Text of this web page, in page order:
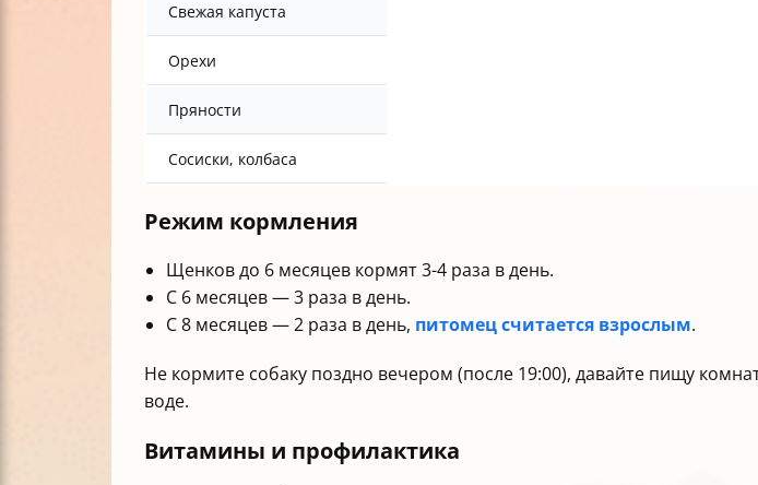
Свежая капуста
Орехи
Пряности
Сосиски, колбаса
Режим кормления
Щенков до 6 месяцев кормят 3-4 раза в день.
С 6 месяцев — 3 раза в день.
С 8 месяцев — 2 раза в день, питомец считается взрослым.
Не кормите собаку поздно вечером (после 19:00), давайте пищу
воде.
Витамины и профилактика